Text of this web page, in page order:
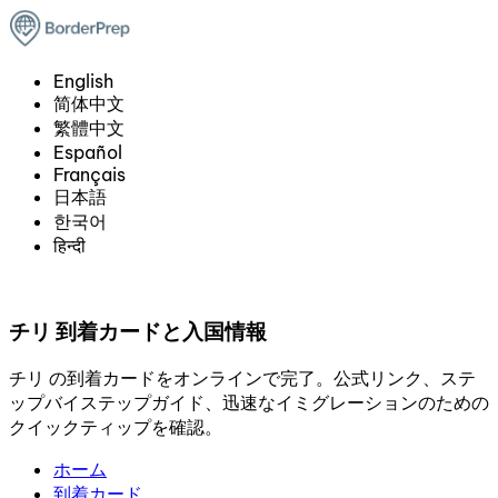
English
简体中文
繁體中文
Español
Français
日本語
한국어
हिन्दी
チリ 到着カードと入国情報
チリ の到着カードをオンラインで完了。公式リンク、ステ
ップバイステップガイド、迅速なイミグレーションのための
クイックティップを確認。
ホーム